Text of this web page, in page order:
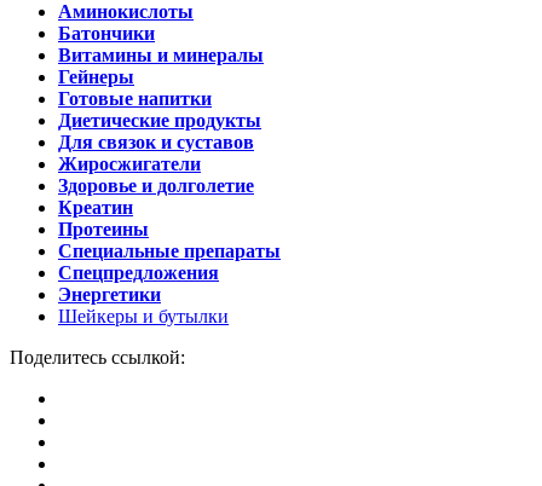
Аминокислоты
Батончики
Витамины и минералы
Гейнеры
Готовые напитки
Диетические продукты
Для связок и суставов
Жиросжигатели
Здоровье и долголетие
Креатин
Протеины
Специальные препараты
Спецпредложения
Энергетики
Шейкеры и бутылки
Поделитесь ссылкой: